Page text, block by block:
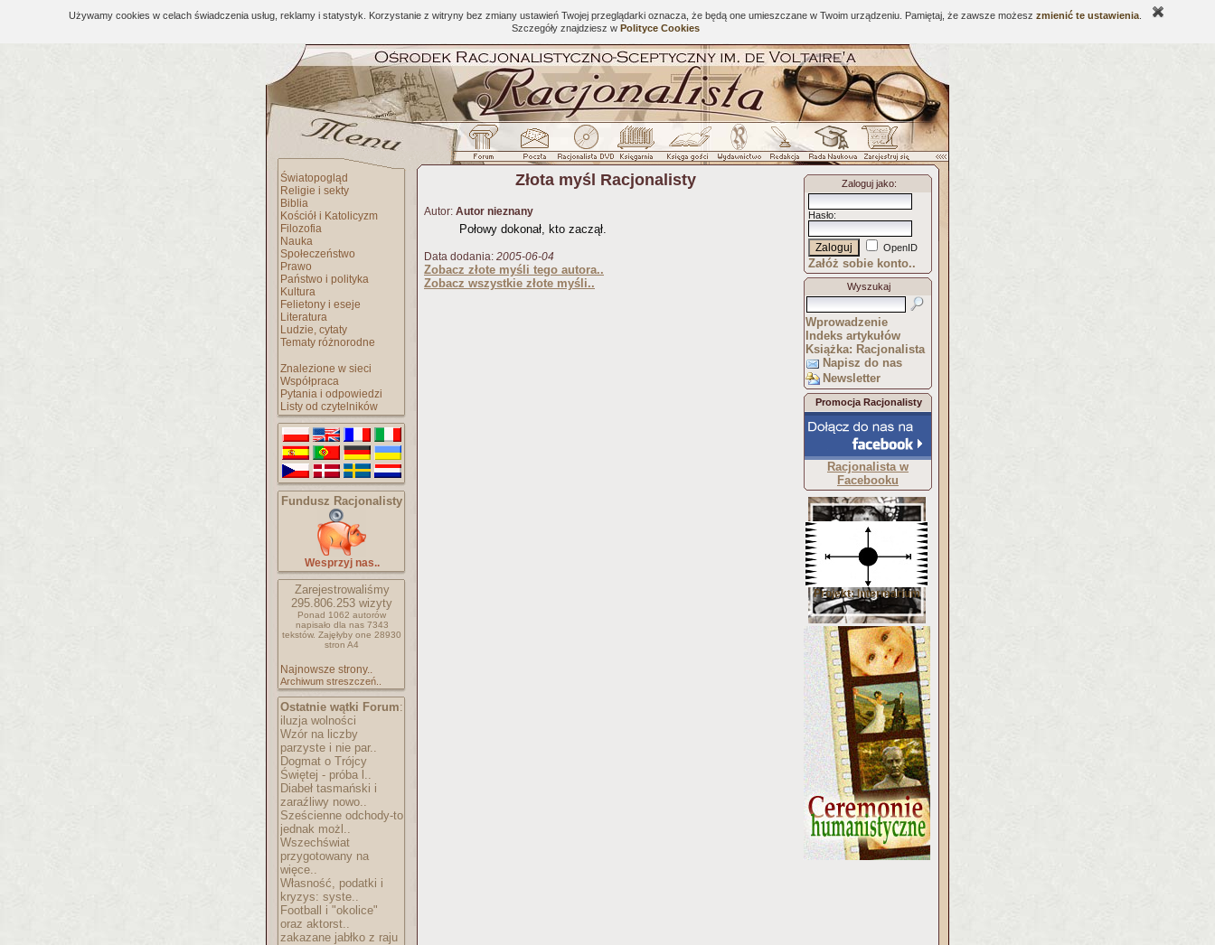
Używamy cookies w celach świadczenia usług, reklamy i statystyk. Korzystanie z witryny bez zmiany ustawień Twojej przeglądarki oznacza, że będą one umieszczane w Twoim urządzeniu. Pamiętaj, że zawsze możesz zmienić te ustawienia
Szczegóły znajdziesz w Polityce Cookies
Światopogląd
Religie i sekty
Biblia
Kościół i Katolicyzm
Filozofia
Nauka
Społeczeństwo
Prawo
Państwo i polityka
Kultura
Felietony i eseje
Literatura
Ludzie, cytaty
Tematy różnorodne
Znalezione w sieci
Współpraca
Pytania i odpowiedzi
Listy od czytelników
Fundusz Racjonalisty
Wesprzyj nas..
Zarejestrowaliśmy
295.806.253 wizyty
Ponad 1062 autorów
napisało dla nas 7343
tekstów. Zajęłyby one 28930
stron A4
Najnowsze strony..
Archiwum streszczeń..
Ostatnie wątki Forum:
iluzja wolności
Wzór na liczby
parzyste i nie par..
Dogmat o Trójcy
Świętej - próba l..
Diabeł tasmański i
zaraźliwy nowo..
Sześcienne odchody-to
jednak możl..
Wszechświat
przygotowany na
więce..
Własność, podatki i
kryzys: syste..
Football i "okolice"
oraz aktorst..
zakazane jabłko z raju
Złota myśl Racjonalisty
Autor: Autor nieznany
Połowy dokonał, kto zaczął.
Data dodania: 2005-06-04
Zobacz złote myśli tego autora..
Zobacz wszystkie złote myśli..
Zaloguj jako:
Hasło:
OpenID
Załóż sobie konto..
Wyszukaj
Wprowadzenie
Indeks artykułów
Książka: Racjonalista
Napisz do nas
Newsletter
Promocja Racjonalisty
Racjonalista w
Facebooku